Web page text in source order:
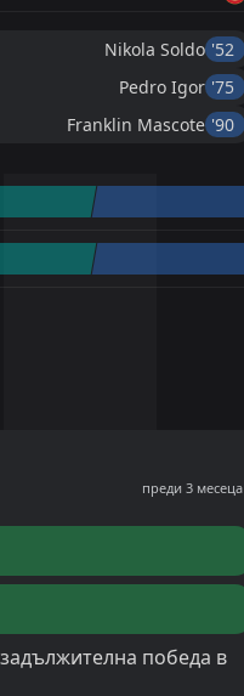
Nikola Soldo '52 ︎
Pedro Igor '75 ︎
Franklin Mascote '90 ︎
преди 3 месеца
победа в